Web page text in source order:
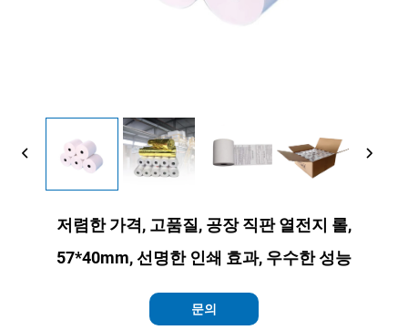
저렴한 가격, 고품질, 공장 직판 열전지 롤,
57*40mm, 선명한 인쇄 효과, 우수한 성능
문의